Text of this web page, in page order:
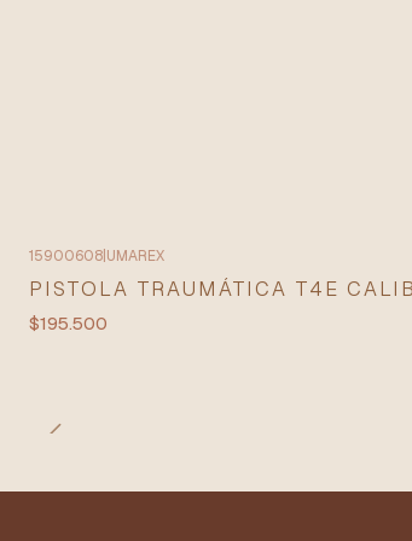
15900608 UMAREX
PISTOLA TRAUMÁTICA T4E
$195.500